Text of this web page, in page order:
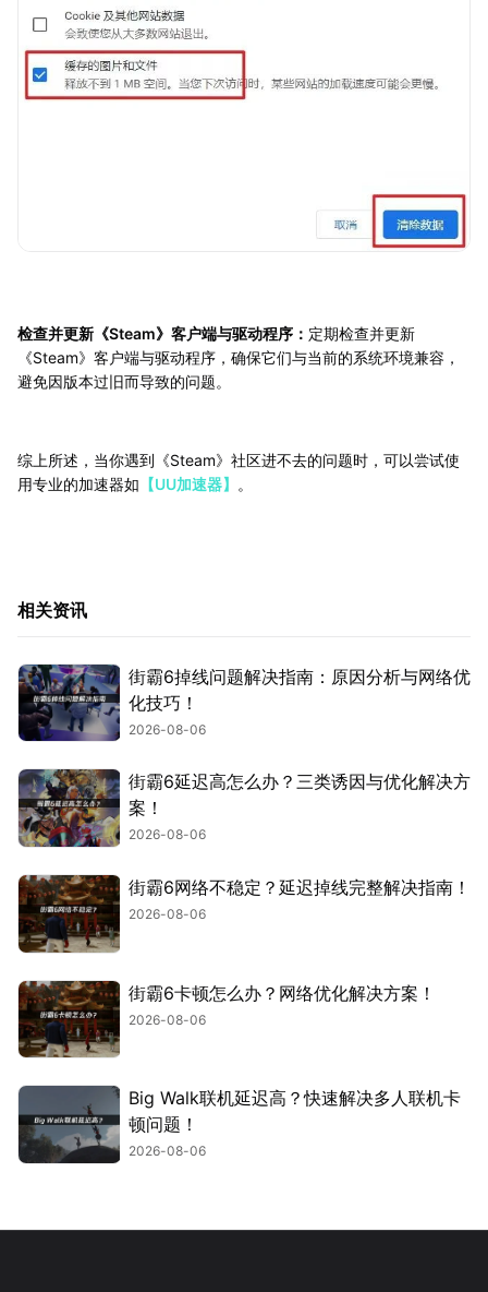
检查并更新《Steam》客户端与驱动程序： 定期检查并更新
《Steam》客户端与驱动程序，确保它们与当前的系统环境兼容，
避免因版本过旧而导致的问题。
综上所述，当你遇到《Steam》社区进不去的问题时，可以尝试使
用专业的加速器如 【UU加速器】 。
相关资讯
街霸6掉线问题解决指南：原因分析与网络优
化技巧！
2026-08-06
街霸6延迟高怎么办？三类诱因与优化解决方
案！
2026-08-06
街霸6网络不稳定？延迟掉线完整解决指南！
2026-08-06
街霸6卡顿怎么办？网络优化解决方案！
2026-08-06
Big Walk联机延迟高？快速解决多人联机卡
顿问题！
2026-08-06